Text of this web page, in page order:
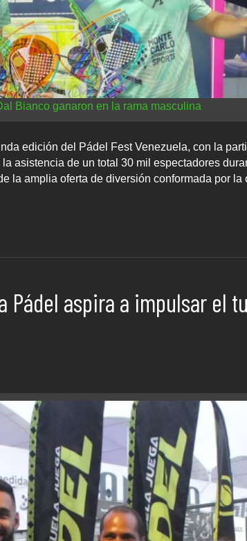
Bianco ganaron en la rama masculina
edición del Pádel Fest Venezuela, con la
asistencia de un total 30 mil espectadores
la amplia oferta de diversión conformada por la
Pádel aspira a impulsar el